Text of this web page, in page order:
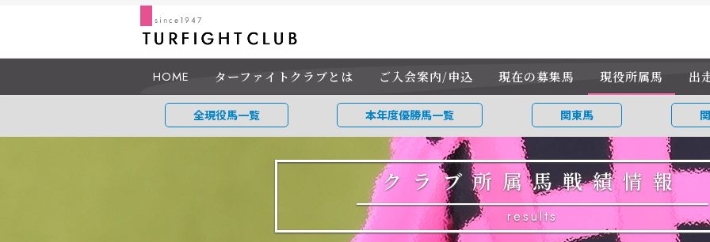
HOME ターファイトクラブとは ご入会案内/申込 現在の募集馬 現役所属馬 出
全現役馬一覧 本年度優勝馬一覧 関東馬
クラブ所属馬戦績情報
results